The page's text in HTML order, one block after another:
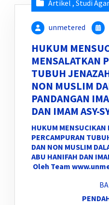
Artikel , Studi
unmetered
HUKUM
MENSALATKAN
TUBUH
NON MUSLIM
PANDANGAN
DAN IMAM ASY-
HUKUM MENSUCIKAN
PERCAMPURAN
DAN NON MUSLIM
ABU HANIFAH DAN
Oleh Team